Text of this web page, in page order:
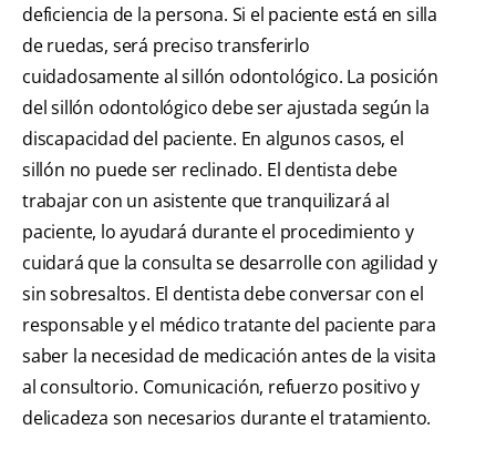
deficiencia de la persona. Si el paciente está en silla
de ruedas, será preciso transferirlo
cuidadosamente al sillón odontológico. La posición
del sillón odontológico debe ser ajustada según la
discapacidad del paciente. En algunos casos, el
sillón no puede ser reclinado. El dentista debe
trabajar con un asistente que tranquilizará al
paciente, lo ayudará durante el procedimiento y
cuidará que la consulta se desarrolle con agilidad y
sin sobresaltos. El dentista debe conversar con el
responsable y el médico tratante del paciente para
saber la necesidad de medicación antes de la visita
al consultorio. Comunicación, refuerzo positivo y
delicadeza son necesarios durante el tratamiento.